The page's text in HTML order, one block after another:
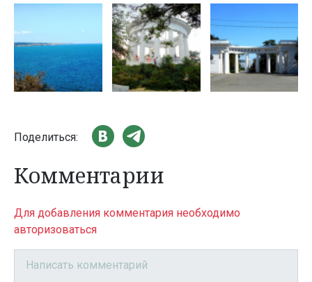
Поделиться:
Комментарии
Для добавления комментария необходимо
авторизоваться